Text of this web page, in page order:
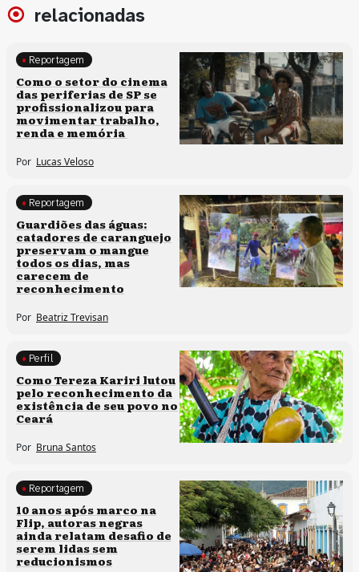
relacionadas
Políticas culturais
Reportagem
Como o setor do cinema
das periferias de SP se
profissionalizou para
movimentar trabalho,
renda e memória
Por Lucas Veloso
Clima e cultura
Reportagem
Guardiões das águas:
catadores de caranguejo
preservam o mangue
todos os dias, mas
carecem de
reconhecimento
Por Beatriz Trevisan
Comunidades tradicionais
Perfil
Como Tereza Kariri lutou
pelo reconhecimento da
existência de seu povo no
Ceará
Por Bruna Santos
Processos artísticos
Reportagem
10 anos após marco na
Flip, autoras negras
ainda relatam desafio de
serem lidas sem
reducionismos